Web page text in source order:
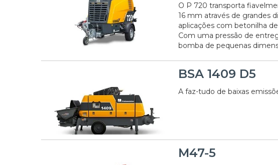
O P 720 transporta
16 mm através de grandes
aplicações com betonilha
Com uma pressão de
bomba de pequenas
BSA 1409 D5
A faz-tudo de baixas
M47-5